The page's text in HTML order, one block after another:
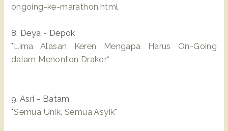
ongoing-ke-marathon.html
8. Deya - Depok
*Lima Alasan Keren Mengapa Harus On-Going
dalam Menonton Drakor*
9. Asri - Batam
*Semua Unik, Semua Asyik*